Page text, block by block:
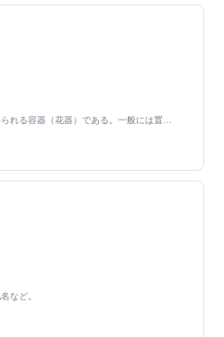
れる容器（花器）である。一般には置…
など。